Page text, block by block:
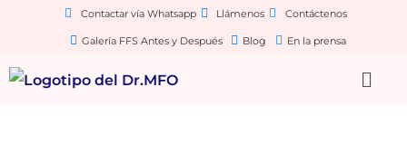
Contactar vía Whatsapp Llámenos Contáctenos
Galería FFS Antes y Después Blog En la prensa